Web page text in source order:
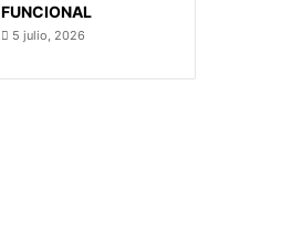
FUNCIONAL
5 julio, 2026